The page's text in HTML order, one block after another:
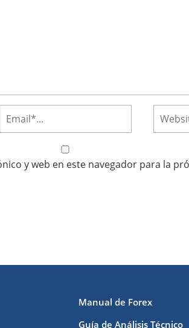
y web en este navegador para la
Manual de Forex
Guía de Análisis Técnico